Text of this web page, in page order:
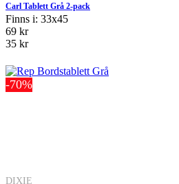
Carl Tablett Grå 2-pack
Finns i: 33x45
69 kr
35 kr
-70%
DIXIE